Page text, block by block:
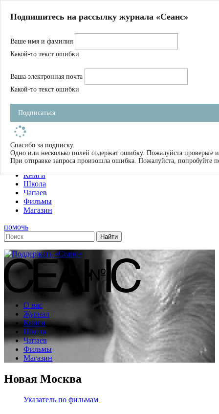
Магазин
Журнал
Школа
Устав
Фильмы
Имена
Тэги
О нас
Журнал
Книги
Школа
Чапаев
Фильмы
Магазин
помочь
О нас
Журнал
Книги
Школа
Чапаев
Фильмы
Магазин
Новая Москва
Указатель по фильмам
Подпишитесь на рассылку журнала «Сеанс»
Ваше имя и фамилия
Какой-то текст ошибки
Ваша электронная почта
Какой-то текст ошибки
Подписаться
Спасибо за подписку.
Одно или несколько полей содержат ошибку. Пожалуйста проверьте
При отправке запроса произошла ошибка. Пожалуйста, попробуйте